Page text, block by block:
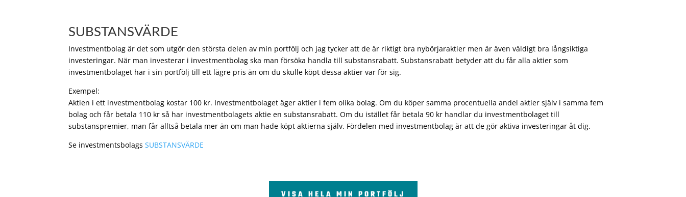
SUBSTANSVÄRDE
Investmentbolag är det som utgör den största delen av min portfölj och jag tycker att de är riktigt bra nybörjaraktier men är även väldigt bra långsiktiga
investeringar. När man investerar i investmentbolag ska man försöka handla till substansrabatt. Substansrabatt betyder att du får alla aktier som
investmentbolaget har i sin portfölj till ett lägre pris än om du skulle köpt dessa aktier var för sig.
Exempel:
Aktien i ett investmentbolag kostar 100 kr. Investmentbolaget äger aktier i fem olika bolag. Om du köper samma procentuella andel aktier själv i samma fem
bolag och får betala 110 kr så har investmentbolagets aktie en substansrabatt. Om du istället får betala 90 kr handlar du investmentbolaget till
substanspremier, man får alltså betala mer än om man hade köpt aktierna själv. Fördelen med investmentbolag är att de gör aktiva investeringar åt dig.
Se investmentsbolagsSUBSTANSVÄRDE
VISA HELA MIN PORTFÖLJ